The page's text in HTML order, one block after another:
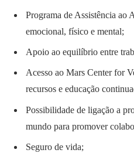
Programa de Assistência ao
emocional, físico e mental;
Apoio ao equilíbrio entre
Acesso ao Mars Center for
recursos e educação
Possibilidade de ligação a
mundo para promover
Seguro de vida;